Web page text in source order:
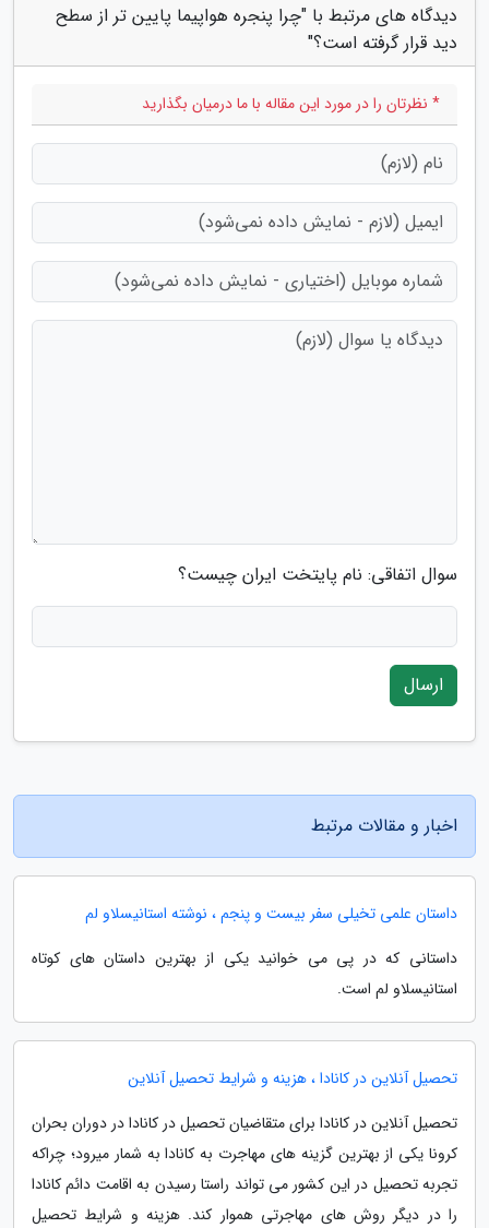
دیدگاه های مرتبط با "چرا پنجره هواپیما پایین تر از سطح
دید قرار گرفته است؟"
* نظرتان را در مورد این مقاله با ما درمیان بگذارید
سوال اتفاقی: نام پایتخت ایران چیست؟
ارسال
اخبار و مقالات مرتبط
داستان علمی تخیلی سفر بیست و پنجم ، نوشته استانیسلاو لم
داستانی که در پی می خوانید یکی از بهترین داستان های کوتاه
استانیسلاو لم است.
تحصیل آنلاین در کانادا ، هزینه و شرایط تحصیل آنلاین
تحصیل آنلاین در کانادا برای متقاضیان تحصیل در کانادا در دوران بحران
کرونا یکی از بهترین گزینه های مهاجرت به کانادا به شمار میرود؛ چراکه
تجربه تحصیل در این کشور می تواند راستا رسیدن به اقامت دائم کانادا
را در دیگر روش های مهاجرتی هموار کند. هزینه و شرایط تحصیل